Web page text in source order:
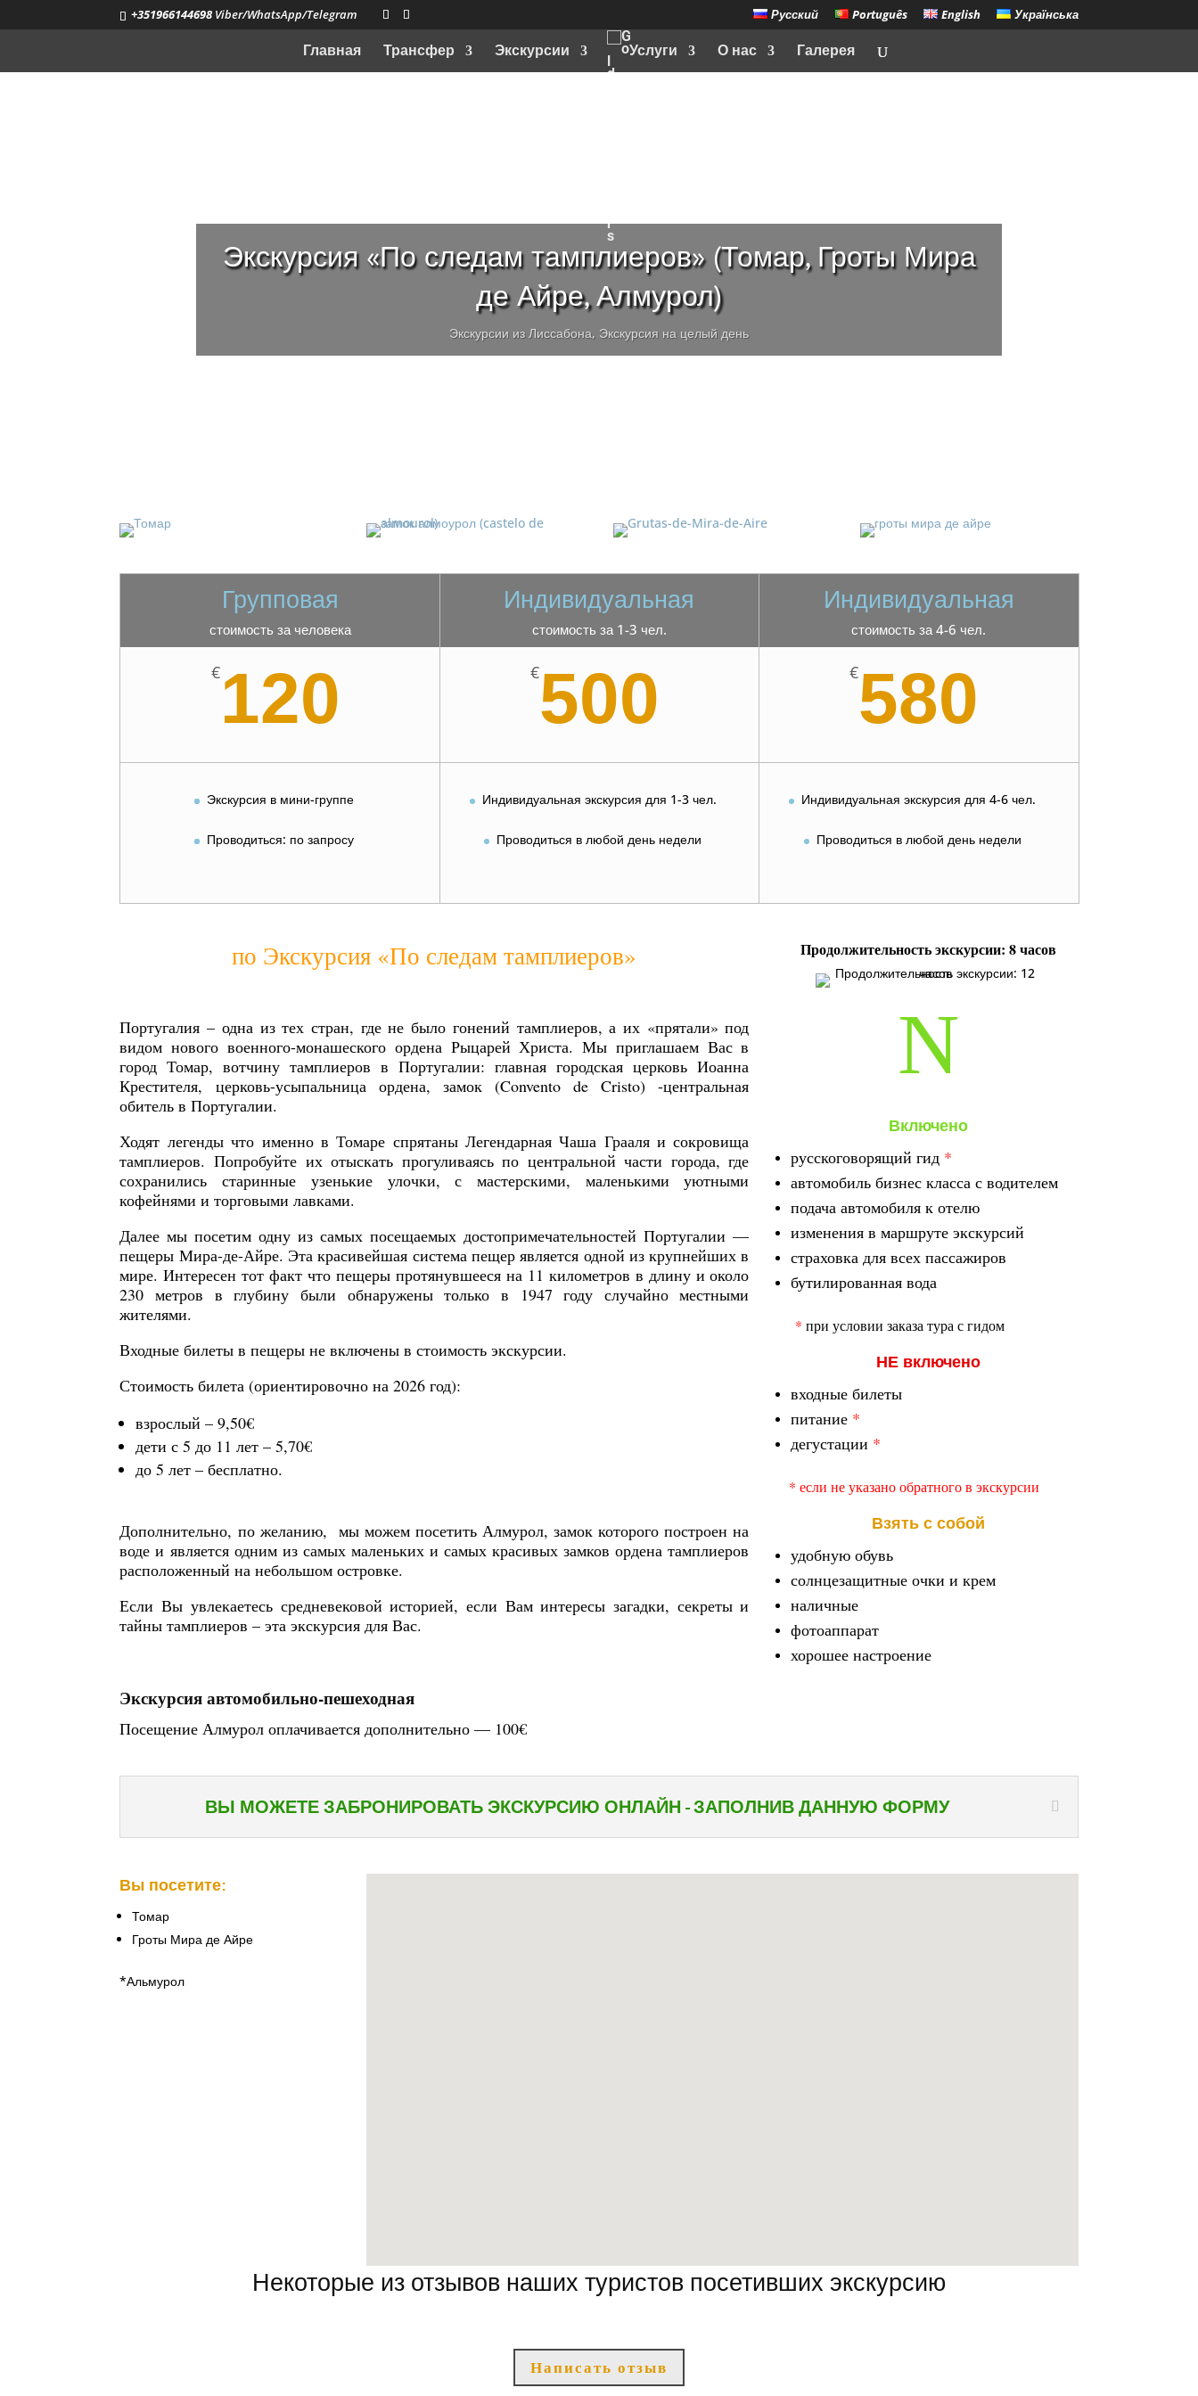
+351966144698 Viber/WhatsApp/Telegram Русский Português English Українська
Главная Трансфер Экскурсии Услуги О нас Галерея
Экскурсия «По следам тамплиеров» (Томар, Гроты Мира
де Айре, Алмурол)
Экскурсии из Лиссабона, Экскурсия на целый день
Групповая
стоимость за человека
€120
Экскурсия в мини-группе
Проводиться: по запросу
Индивидуальная
стоимость за 1-3 чел.
€500
Индивидуальная экскурсия для 1-3 чел.
Проводиться в любой день недели
Индивидуальная
стоимость за 4-6 чел.
€580
Индивидуальная экскурсия для 4-6 чел.
Проводиться в любой день недели
по Экскурсия «По следам тамплиеров»
Португалия – одна из тех стран, где не было гонений тамплиеров, а их «прятали» под
видом нового военного-монашеского ордена Рыцарей Христа. Мы приглашаем Вас в
город Томар, вотчину тамплиеров в Португалии: главная городская церковь Иоанна
Крестителя, церковь-усыпальница ордена, замок (Convento de Cristo) -центральная
обитель в Португалии.
Ходят легенды что именно в Томаре спрятаны Легендарная Чаша Грааля и сокровища
тамплиеров. Попробуйте их отыскать прогуливаясь по центральной части города, где
сохранились старинные узенькие улочки, с мастерскими, маленькими уютными
кофейнями и торговыми лавками.
Далее мы посетим одну из самых посещаемых достопримечательностей Португалии —
пещеры Мира-де-Айре. Эта красивейшая система пещер является одной из крупнейших в
мире. Интересен тот факт что пещеры протянувшееся на 11 километров в длину и около
230 метров в глубину были обнаружены только в 1947 году случайно местными
жителями.
Входные билеты в пещеры не включены в стоимость экскурсии.
Стоимость билета (ориентировочно на 2026 год):
взрослый – 9,50€
дети с 5 до 11 лет – 5,70€
до 5 лет – бесплатно.
Дополнительно, по желанию, мы можем посетить Алмурол, замок которого построен на
воде и является одним из самых маленьких и самых красивых замков ордена тамплиеров
расположенный на небольшом островке.
Если Вы увлекаетесь средневековой историей, если Вам интересы загадки, секреты и
тайны тамплиеров – эта экскурсия для Вас.
Экскурсия автомобильно-пешеходная
Посещение Алмурол оплачивается дополнительно — 100€
Продолжительность экскурсии: 8 часов
N
Включено
русскоговорящий гид *
автомобиль бизнес класса с водителем
подача автомобиля к отелю
изменения в маршруте экскурсий
страховка для всех пассажиров
бутилированная вода
* при условии заказа тура с гидом
НЕ включено
входные билеты
питание *
дегустации *
* если не указано обратного в экскурсии
Взять с собой
удобную обувь
солнцезащитные очки и крем
наличные
фотоаппарат
хорошее настроение
ВЫ МОЖЕТЕ ЗАБРОНИРОВАТЬ ЭКСКУРСИЮ ОНЛАЙН - ЗАПОЛНИВ ДАННУЮ ФОРМУ
Вы посетите:
Томар
Гроты Мира де Айре
*Альмурол
Некоторые из отзывов наших туристов посетивших экскурсию
Написать отзыв